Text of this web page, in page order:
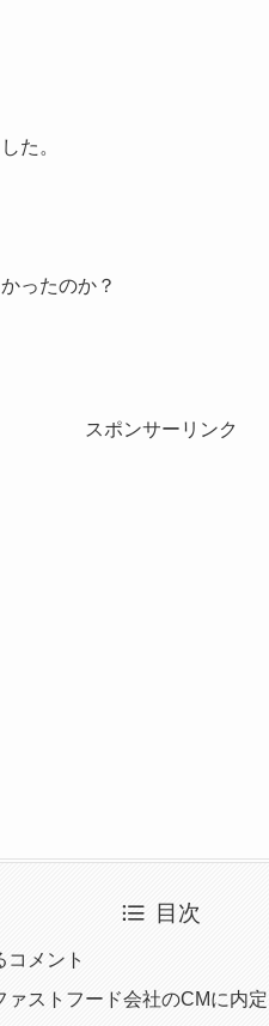
た。
ったのか？
スポンサーリンク
目次
コメント
ァストフード会社のCMに内